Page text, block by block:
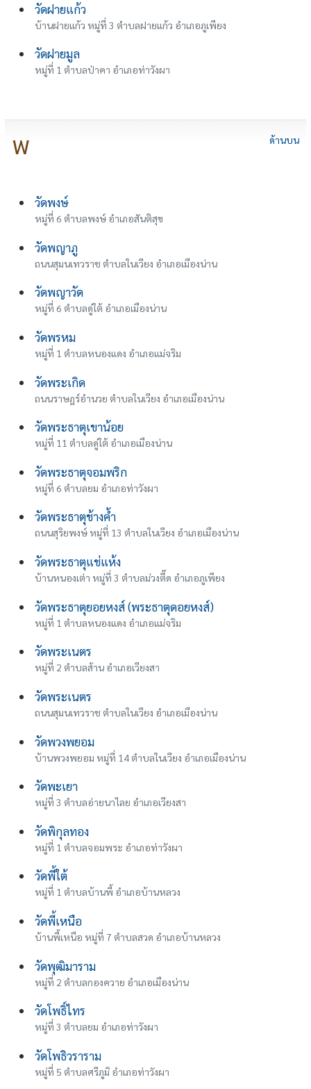
วัดฝายแก้ว
บ้านฝายแก้ว หมู่ที่ 3 ตำบลฝายแก้ว อำเภอภูเพียง
วัดฝายมูล
หมู่ที่ 1 ตำบลป่าคา อำเภอท่าวังผา
ด้านบน
พ
วัดพงษ์
หมู่ที่ 6 ตำบลพงษ์ อำเภอสันติสุข
วัดพญาภู
ถนนสุมนเทวราช ตำบลในเวียง อำเภอเมืองน่าน
วัดพญาวัด
หมู่ที่ 6 ตำบลดู่ใต้ อำเภอเมืองน่าน
วัดพรหม
หมู่ที่ 1 ตำบลหนองแดง อำเภอแม่จริม
วัดพระเกิด
ถนนราษฎร์อำนวย ตำบลในเวียง อำเภอเมืองน่าน
วัดพระธาตุเขาน้อย
หมู่ที่ 11 ตำบลดู่ใต้ อำเภอเมืองน่าน
วัดพระธาตุจอมพริก
หมู่ที่ 6 ตำบลยม อำเภอท่าวังผา
วัดพระธาตุช้างค้ำ
ถนนสุริยพงษ์ หมู่ที่ 13 ตำบลในเวียง อำเภอเมืองน่าน
วัดพระธาตุแช่แห้ง
บ้านหนองเต่า หมู่ที่ 3 ตำบลม่วงตึ๊ด อำเภอภูเพียง
วัดพระธาตุยอยหงส์ (พระธาตุดอยหงส์)
หมู่ที่ 1 ตำบลหนองแดง อำเภอแม่จริม
วัดพระเนตร
หมู่ที่ 2 ตำบลส้าน อำเภอเวียงสา
วัดพระเนตร
ถนนสุมนเทวราช ตำบลในเวียง อำเภอเมืองน่าน
วัดพวงพยอม
บ้านพวงพยอม หมู่ที่ 14 ตำบลในเวียง อำเภอเมืองน่าน
วัดพะเยา
หมู่ที่ 3 ตำบลอ่ายนาไลย อำเภอเวียงสา
วัดพิกุลทอง
หมู่ที่ 1 ตำบลจอมพระ อำเภอท่าวังผา
วัดพี้ใต้
หมู่ที่ 1 ตำบลบ้านพี้ อำเภอบ้านหลวง
วัดพี้เหนือ
บ้านพี้เหนือ หมู่ที่ 7 ตำบลสวด อำเภอบ้านหลวง
วัดพุฒิมาราม
หมู่ที่ 2 ตำบลกองควาย อำเภอเมืองน่าน
วัดโพธิ์ไทร
หมู่ที่ 3 ตำบลยม อำเภอท่าวังผา
วัดโพธิวราราม
หมู่ที่ 5 ตำบลศรีภูมิ อำเภอท่าวังผา